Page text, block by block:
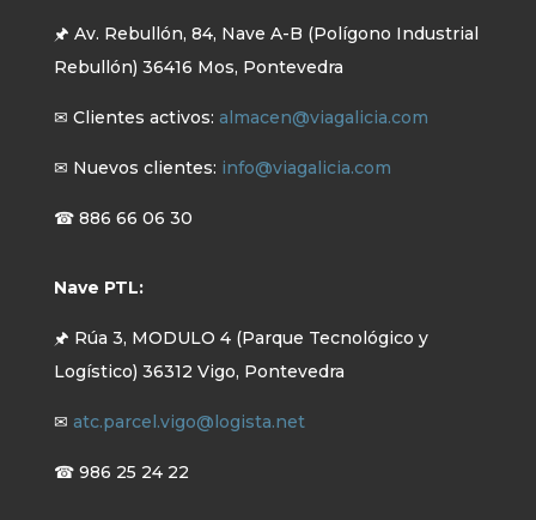
🖈 Av. Rebullón, 84, Nave A-B (Polígono Industrial
Rebullón) 36416 Mos, Pontevedra
✉ Clientes activos: almacen@viagalicia.com
✉ Nuevos clientes: info@viagalicia.com
☎ 886 66 06 30
Nave PTL:
🖈 Rúa 3, MODULO 4 (Parque Tecnológico y
Logístico) 36312 Vigo, Pontevedra
✉ atc.parcel.vigo@logista.net
☎ 986 25 24 22